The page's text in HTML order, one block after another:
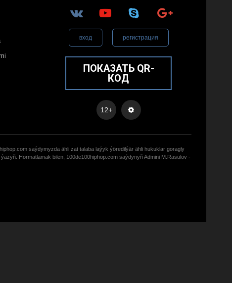
вход регистрация
ПОКАЗАТЬ QR-
КОД
12+
saýdymyzda ähli zat talaba laýyk ýöredilýär ähli hukuklar goragly
Hormatlamak bilen, 100de100hiphop.com saýdynyñ Admini M.Rasulov -